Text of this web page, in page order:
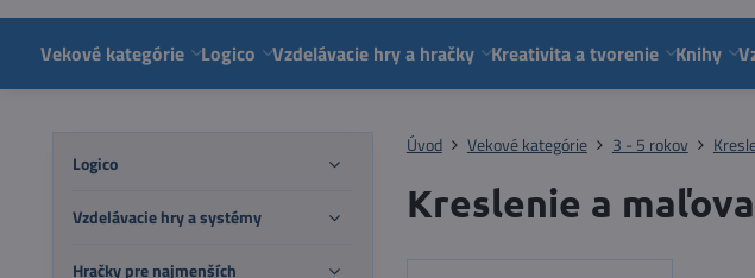
Vekové kategórie Logico Vzdelávacie hry a hračky Kreativita a tvorenie Knihy
Úvod Vekové kategórie 3 - 5 rokov
Kreslenie a
Logico
Vzdelávacie hry a systémy
Hračky pre najmenších